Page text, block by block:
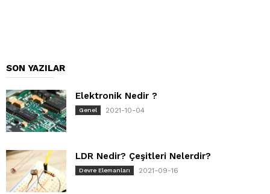
SON YAZILAR
Elektronik Nedir ?
Genel 2021-10-04
LDR Nedir? Çeşitleri Nelerdir?
Devre Elemanları 2021-09-16